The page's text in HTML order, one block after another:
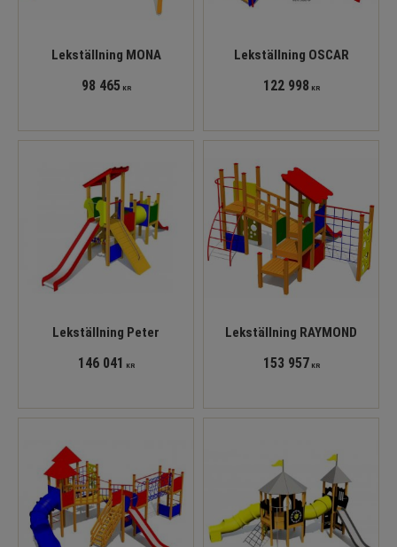
Lekställning MONA
98 465 KR
Lekställning OSCAR
122 998 KR
Lekställning Peter
146 041 KR
Lekställning RAYMOND
153 957 KR